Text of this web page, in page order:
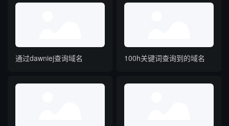
通过dawniej查询域名 100h关键词查询到的域名